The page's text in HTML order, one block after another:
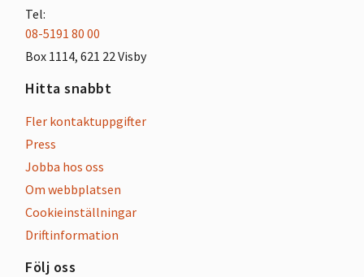
Tel:
08-5191 80 00
Box 1114, 621 22 Visby
Hitta snabbt
Fler kontaktuppgifter
Press
Jobba hos oss
Om webbplatsen
Cookieinställningar
Driftinformation
Följ oss